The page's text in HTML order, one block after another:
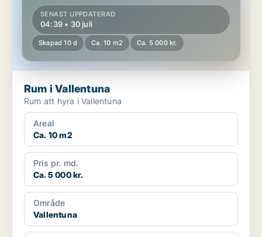
SENAST UPPDATERAD
04:39 • 30 juli
Skapad 10 d Ca. 10 m2 Ca. 5 000 kr.
Rum i Vallentuna
Rum att hyra i Vallentuna
Areal
Ca. 10 m2
Pris pr. md.
Ca. 5 000 kr.
Område
Vallentuna